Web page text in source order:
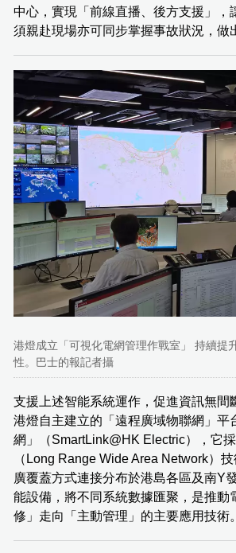
中心，實現「前線直播、後方支援」，
須親赴現場亦可同步掌握事故狀況，做
港燈成立「可視化電網管理作戰室」 持續提
性。巴士的報記者攝
支援上述智能系統運作，促進資訊無間
港燈自主建立的「遠程廣域物聯網」平
網」（SmartLink@HK Electric），它
（Long Range Wide Area Network）技
廣覆蓋方式連接分布於港島各區及南Y
能設備，將不同系統數據匯聚，是推動
修」走向「主動管理」的主要應用技術。